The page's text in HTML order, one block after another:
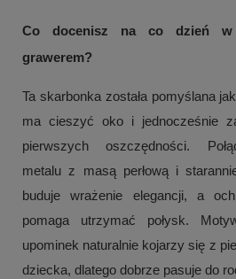
Co docenisz na co dzień w
grawerem?
Ta skarbonka została pomyślana
ma cieszyć oko i jednocześnie
pierwszych oszczędności.
metalu z masą perłową i
buduje wrażenie elegancji, a
pomaga utrzymać połysk.
upominek naturalnie kojarzy się z
dziecka, dlatego dobrze pasuje do